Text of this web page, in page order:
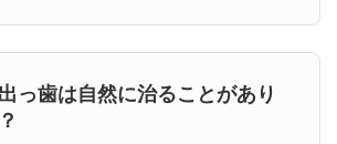
っ歯は自然に治ることがあり